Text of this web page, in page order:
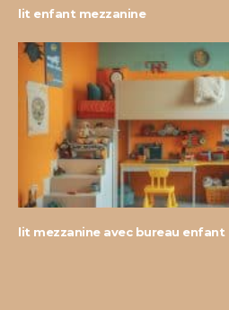
lit enfant mezzanine
lit mezzanine avec bureau enfant